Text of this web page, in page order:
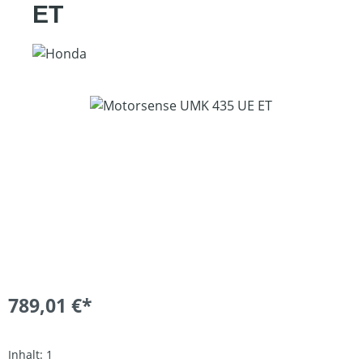
ET
Bildergalerie überspringen
789,01 €*
Inhalt: 1